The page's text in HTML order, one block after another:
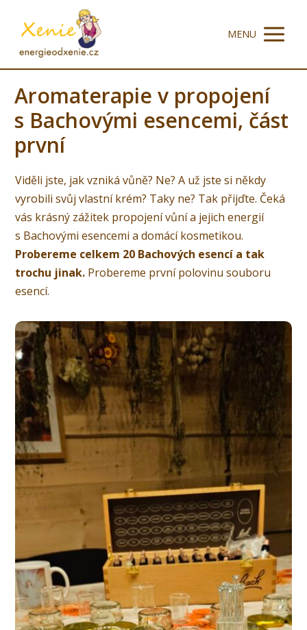
MENU
Aromaterapie v propojení
s Bachovými esencemi, část
první
Viděli jste, jak vzniká vůně? Ne? A už jste si někdy
vyrobili svůj vlastní krém? Taky ne? Tak přijďte. Čeká
vás krásný zážitek propojení vůní a jejich energií
s Bachovými esencemi a domácí kosmetikou.
Probereme celkem 20 Bachových esencí a tak
trochu jinak. Probereme první polovinu souboru
esencí.